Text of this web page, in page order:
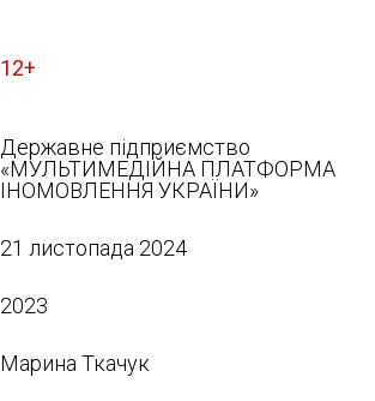
12+
Державне підприємство
«МУЛЬТИМЕДІЙНА ПЛАТФОРМА
ІНОМОВЛЕННЯ УКРАЇНИ»
21 листопада 2024
2023
Марина Ткачук